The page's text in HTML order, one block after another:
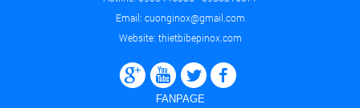
Email: cuonginox@gmail.com
Website: thietbibepinox.com
FANPAGE